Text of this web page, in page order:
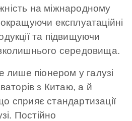
на міжнародному
експлуатаційні
та підвищуючи
середовища.
лише піонером у галузі
з Китаю, а й
сприяє стандартизації
Постійно